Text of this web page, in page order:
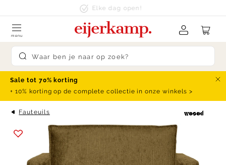
klanten beoordelen ons met een
Submit search
menu
Sale tot 70% korting
+ 10% korting op de complete collectie in onze winkels >
Fauteuils